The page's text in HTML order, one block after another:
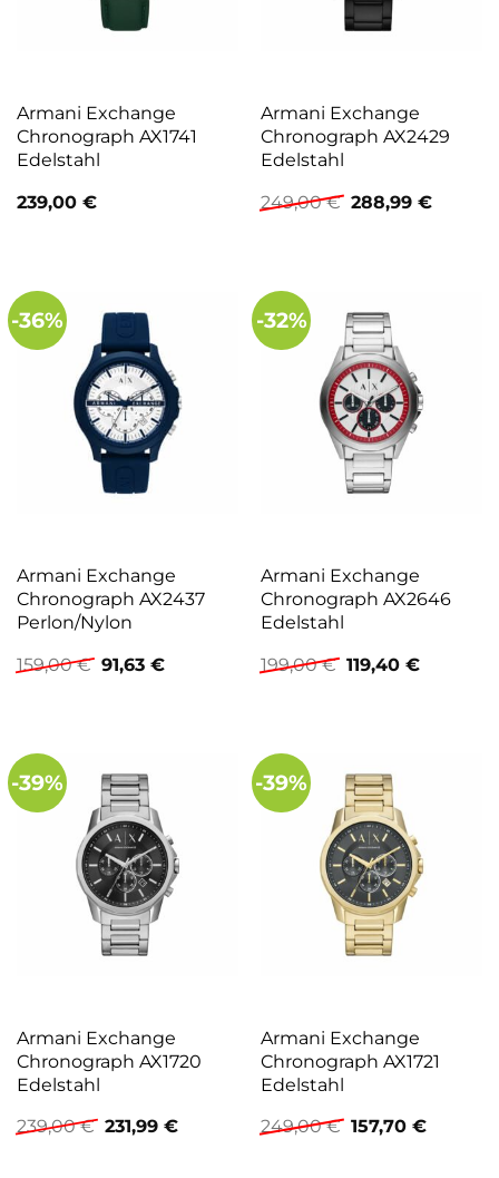
Armani Exchange
Chronograph AX1741
Edelstahl
239,00 €
Armani Exchange
Chronograph AX2429
Edelstahl
249,00€ Ursprünglicher
Preis
288,99 €
-36%
Armani Exchange
Chronograph AX2437
Perlon/Nylon
159,00€ Ursprünglicher
Preis
91,63 €Aktueller
-32%
Armani Exchange
Chronograph AX2646
Edelstahl
199,00€ Ursprünglicher
Preis
119,40 €Aktueller
-39%
Armani Exchange
Chronograph AX1720
Edelstahl
239,00€ Ursprünglicher
Preis
231,99 €Aktueller
-39%
Armani Exchange
Chronograph AX1721
Edelstahl
249,00€ Ursprünglicher
Preis
157,70 €